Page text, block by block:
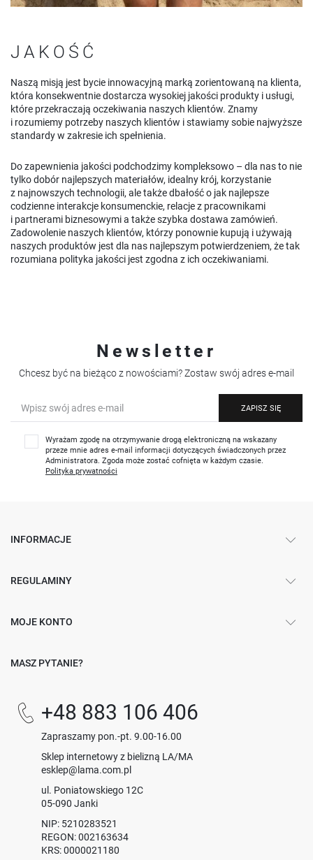
JAKOŚĆ
Naszą misją jest bycie innowacyjną marką zorientowaną na klienta,
która konsekwentnie dostarcza wysokiej jakości produkty i usługi,
które przekraczają oczekiwania naszych klientów. Znamy
i rozumiemy potrzeby naszych klientów i stawiamy sobie najwyższe
standardy w zakresie ich spełnienia.
Do zapewnienia jakości podchodzimy kompleksowo – dla nas to nie
tylko dobór najlepszych materiałów, idealny krój, korzystanie
z najnowszych technologii, ale także dbałość o jak najlepsze
codzienne interakcje konsumenckie, relacje z pracownikami
i partnerami biznesowymi a także szybka dostawa zamówień.
Zadowolenie naszych klientów, którzy ponownie kupują i używają
naszych produktów jest dla nas najlepszym potwierdzeniem, że tak
rozumiana polityka jakości jest zgodna z ich oczekiwaniami.
Newsletter
Chcesz być na bieżąco z nowościami? Zostaw swój adres e-mail
ZAPISZ SIĘ
Wyrażam zgodę na otrzymywanie drogą elektroniczną na wskazany
przeze mnie adres e-mail informacji dotyczących świadczonych przez
Administratora. Zgoda może zostać cofnięta w każdym czasie.
Polityka prywatności
INFORMACJE
REGULAMINY
MOJE KONTO
MASZ PYTANIE?
+48 883 106 406
Zapraszamy pon.-pt. 9.00-16.00
Sklep internetowy z bielizną LA/MA
esklep@lama.com.pl
ul. Poniatowskiego 12C
05-090 Janki
NIP: 5210283521
REGON: 002163634
KRS: 0000021180